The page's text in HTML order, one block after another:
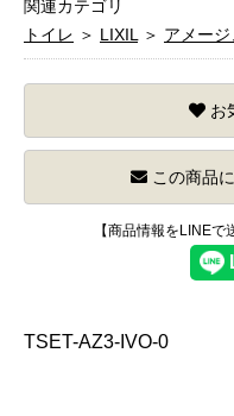
関連カテゴリ
トイレ ＞ LIXIL ＞ アメー
お
この商品
【商品情報をLINEで
TSET-AZ3-IVO-0